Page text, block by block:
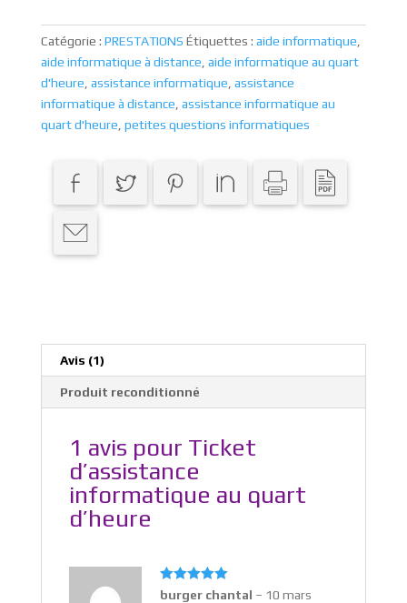
informatique
au
quart
d'heure
Catégorie : PRESTATIONS Étiquettes : aide informatique
aide informatique à distance aide informatique au quart
d'heure assistance informatique assistance
informatique à distance assistance informatique au
quart d'heure petites questions informatiques
Avis (1)
Produit reconditionné
1 avis pour Ticket
d’assistance
informatique au quart
d’heure
Note5sur
burger chantal – 10 mars